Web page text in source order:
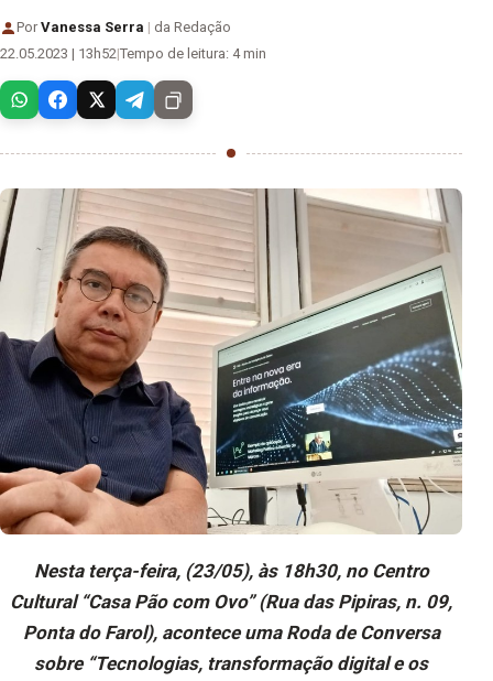
PorVanessa Serra | da Redação
22.05.2023 | 13h52|Tempo de leitura: 4 min
Nesta terça-feira, (23/05), às 18h30, no Centro
Cultural “Casa Pão com Ovo” (Rua das Pipiras, n. 09,
Ponta do Farol), acontece uma Roda de Conversa
sobre “Tecnologias, transformação digital e os